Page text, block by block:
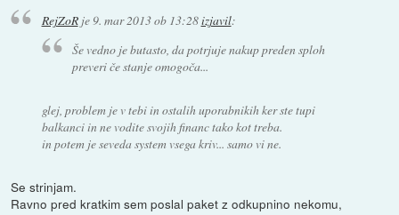
RejZoRje9. mar 2013 ob 13:28izjavil:
Še vedno je butasto, da potrjuje nakup preden sploh
preveri če stanje omogoča...
glej, problem je v tebi in ostalih uporabnikih ker ste tupi
balkanci in ne vodite svojih financ tako kot treba.
in potem je seveda system vsega kriv... samo vi ne.
Se strinjam.
Ravno pred kratkim sem poslal paket z odkupnino nekomu,